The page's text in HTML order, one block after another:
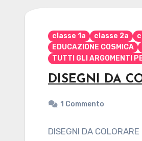
classe 1a classe 2a
EDUCAZIONE COSMICA
TUTTI GLI ARGOMENTI
DISEGNI DA
1 Commento
DISEGNI DA